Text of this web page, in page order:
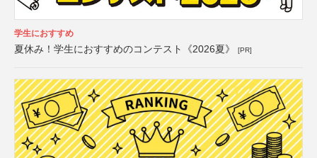
学生におすすめ
夏休み！学生におすすめのコンテスト《2026夏》 [PR]